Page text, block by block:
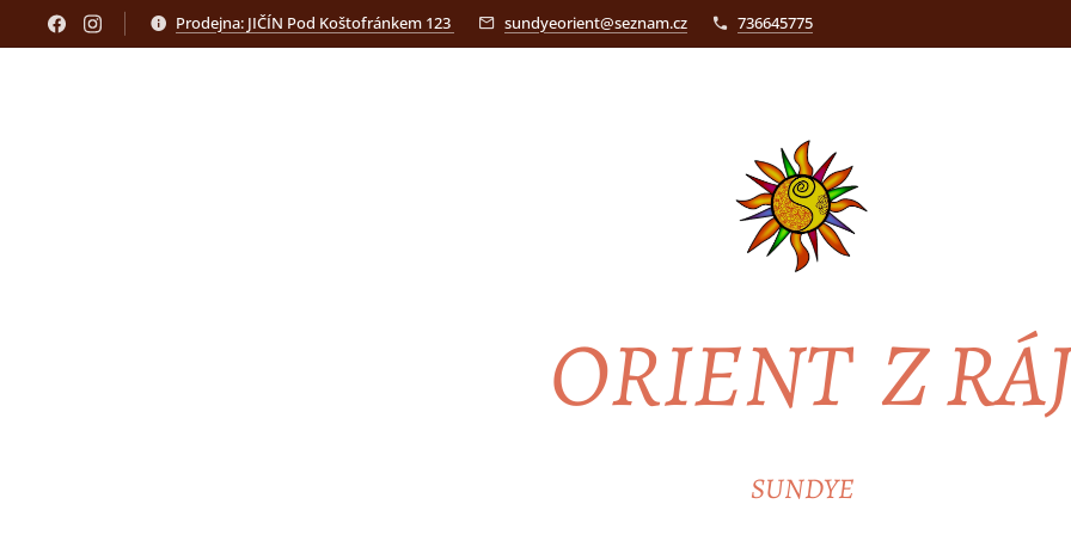
Prodejna: JIČÍN Pod Koštofránkem 123 sundyeorient@seznam.cz 736645775
ORIENT Z
SUNDYE